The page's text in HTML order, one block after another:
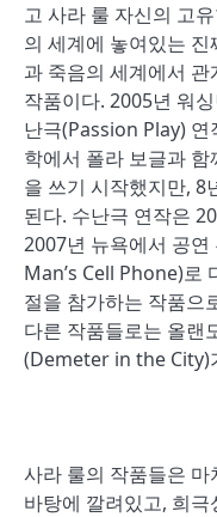
고 사라 룰 자신의 고
의 세계에 놓여있는
과 죽음의 세계에서
작품이다. 2005년 워
난극(Passion Play) 연
학에서 폴라 보글과
을 쓰기 시작했지만, 8
된다. 수난극 연작은
2007년 뉴욕에서 공
Man’s Cell Phone)로
절을 참가하는 작품으
다른 작품들로는 올랜
(Demeter in the City)
사라 룰의 작품들은
바탕에 깔려있고, 희